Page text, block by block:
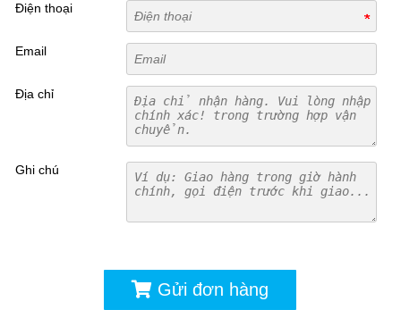
Điện thoại
Email
Địa chỉ
Ghi chú
Gửi đơn hàng